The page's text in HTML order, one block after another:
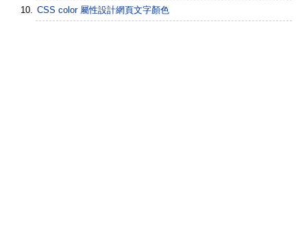
CSS color 屬性設計網頁文字顏色